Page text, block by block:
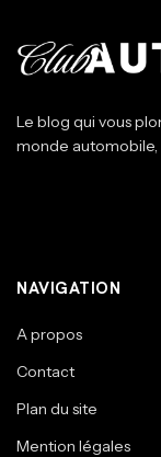
Le blog qui vous
monde automobile,
NAVIGATION
A propos
Contact
Plan du site
Mention légales